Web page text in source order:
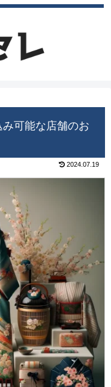
可能な店舗のお
2024.07.19